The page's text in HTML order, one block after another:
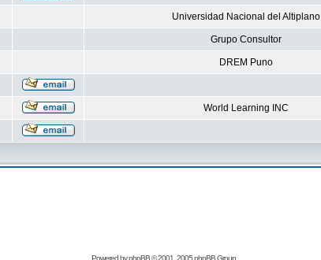
Universidad Nacional del Altiplano
Grupo Consultor
DREM Puno
World Learning INC
Powered byphpBB© 2001, 2005 phpBB Group